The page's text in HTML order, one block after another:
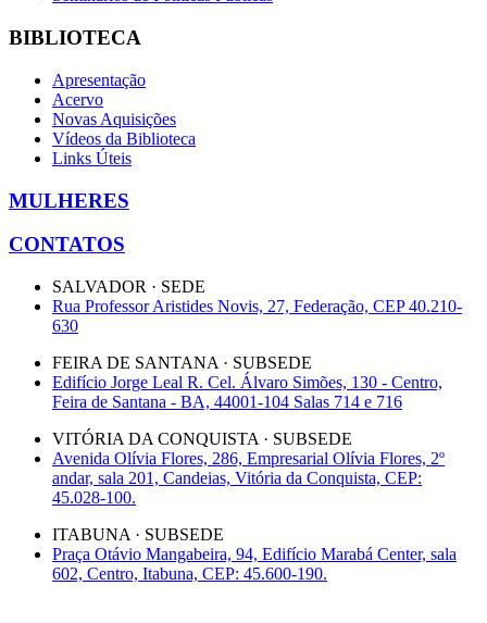
BIBLIOTECA
Apresentação
Acervo
Novas Aquisições
Vídeos da Biblioteca
Links Úteis
MULHERES
CONTATOS
SALVADOR · SEDE
Rua Professor Aristides Novis, 27, Federação, CEP 40.210-
630
FEIRA DE SANTANA · SUBSEDE
Edifício Jorge Leal R. Cel. Álvaro Simões, 130 - Centro,
Feira de Santana - BA, 44001-104 Salas 714 e 716
VITÓRIA DA CONQUISTA · SUBSEDE
Avenida Olívia Flores, 286, Empresarial Olívia Flores, 2º
andar, sala 201, Candeias, Vitória da Conquista, CEP:
45.028-100.
ITABUNA · SUBSEDE
Praça Otávio Mangabeira, 94, Edifício Marabá Center, sala
602, Centro, Itabuna, CEP: 45.600-190.